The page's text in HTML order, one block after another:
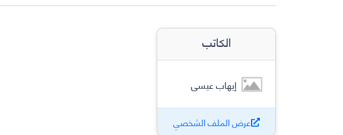
الكاتب
إيهاب عيسى
عرض الملف الشخصي